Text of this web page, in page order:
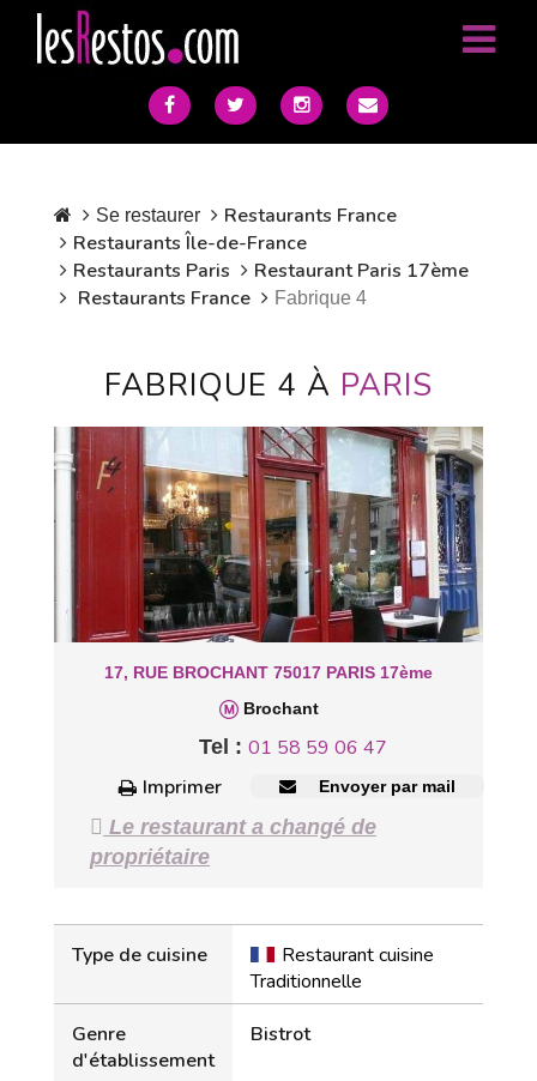
Se restaurer
Restaurants France
Restaurants Île-de-France
Restaurants Paris
Restaurant Paris 17ème
Restaurants France
Fabrique 4
FABRIQUE 4 À PARIS
17, RUE BROCHANT 75017 PARIS 17ème
Brochant
Tel : 01 58 59 06 47
Imprimer
Envoyer par mail
Le restaurant a changé de
propriétaire
Type de cuisine
Restaurant cuisine
Traditionnelle
Genre
d'établissement
Bistrot